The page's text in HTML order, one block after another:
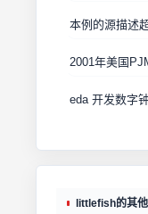
2001年美国
eda 开发数字
littlefish的其